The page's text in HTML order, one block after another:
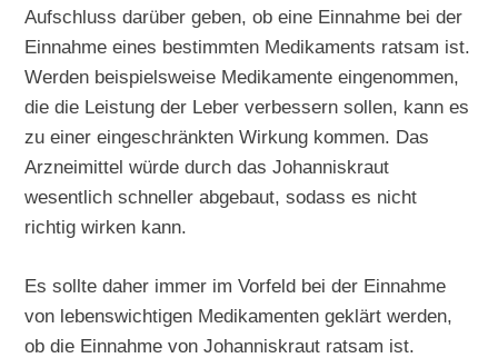
Aufschluss darüber geben, ob eine Einnahme bei der
Einnahme eines bestimmten Medikaments ratsam ist.
Werden beispielsweise Medikamente eingenommen,
die die Leistung der Leber verbessern sollen, kann es
zu einer eingeschränkten Wirkung kommen. Das
Arzneimittel würde durch das Johanniskraut
wesentlich schneller abgebaut, sodass es nicht
richtig wirken kann.
Es sollte daher immer im Vorfeld bei der Einnahme
von lebenswichtigen Medikamenten geklärt werden,
ob die Einnahme von Johanniskraut ratsam ist.